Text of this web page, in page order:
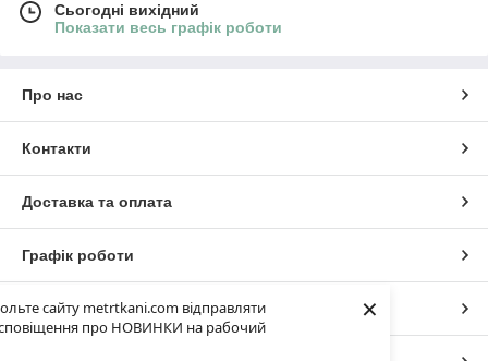
сайту metrtkani.com відправляти
про НОВИНКИ на рабочий
×
Сьогодні вихідний
Показати весь графік роботи
Про нас
Контакти
Доставка та оплата
Графік роботи
Повна версія сайту